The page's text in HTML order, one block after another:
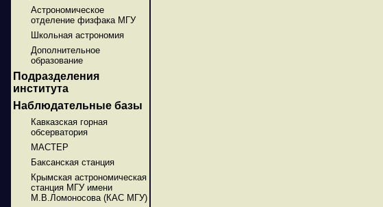
Астрономическое
отделение физфака МГУ
Школьная астрономия
Дополнительное
образование
Подразделения
института
Наблюдательные базы
Кавказская горная
обсерватория
МАСТЕР
Баксанская станция
Крымская астрономическая
станция МГУ имени
М.В.Ломоносова (КАС МГУ)